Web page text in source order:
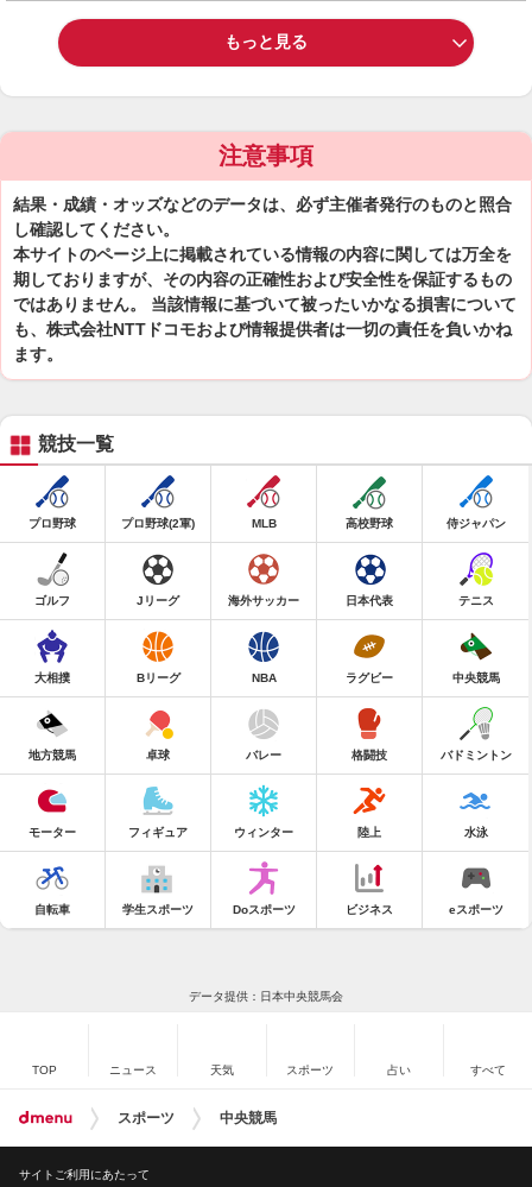
もっと見る
注意事項
結果・成績・オッズなどのデータは、必ず主催者発行のものと照合
し確認してください。
本サイトのページ上に掲載されている情報の内容に関しては万全を
期しておりますが、その内容の正確性および安全性を保証するもの
ではありません。 当該情報に基づいて被ったいかなる損害について
も、株式会社NTTドコモおよび情報提供者は一切の責任を負いかね
ます。
競技一覧
プロ野球 プロ野球(2軍) MLB 高校野球 侍ジャパン
ゴルフ Jリーグ 海外サッカー 日本代表 テニス
大相撲 Bリーグ NBA ラグビー 中央競馬
地方競馬 卓球 バレー 格闘技 バドミントン
モーター フィギュア ウィンター 陸上 水泳
自転車 学生スポーツ Doスポーツ ビジネス eスポーツ
データ提供：日本中央競馬会
TOP ニュース 天気 スポーツ 占い すべて
スポーツ 中央競馬
サイトご利用にあたって